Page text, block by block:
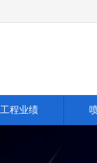
工程业绩